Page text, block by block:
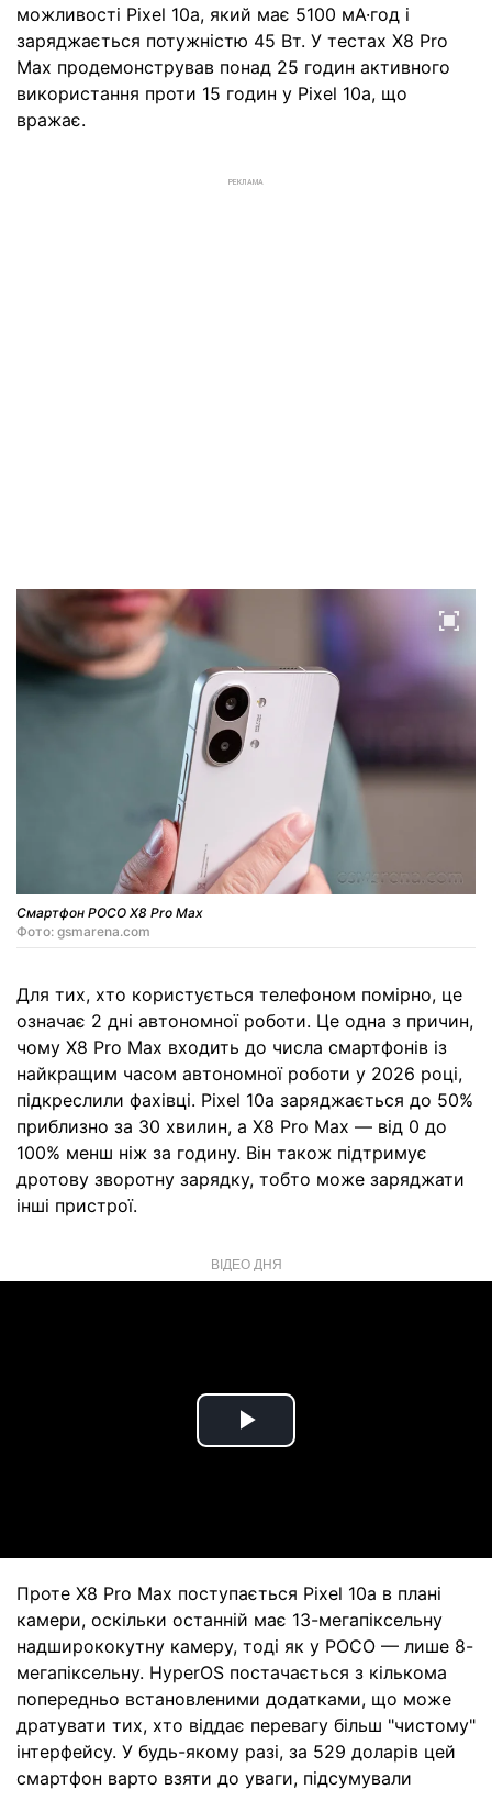
можливості Pixel 10a, який має 5100 мА·год і
заряджається потужністю 45 Вт. У тестах X8 Pro
Max продемонстрував понад 25 годин активного
використання проти 15 годин у Pixel 10a, що
вражає.
РЕКЛАМА
Смартфон POCO X8 Pro Max
Фото: gsmarena.com
Для тих, хто користується телефоном помірно, це
означає 2 дні автономної роботи. Це одна з причин,
чому X8 Pro Max входить до числа смартфонів із
найкращим часом автономної роботи у 2026 році,
підкреслили фахівці. Pixel 10a заряджається до 50%
приблизно за 30 хвилин, а X8 Pro Max — від 0 до
100% менш ніж за годину. Він також підтримує
дротову зворотну зарядку, тобто може заряджати
інші пристрої.
ВІДЕО ДНЯ
Play
Проте X8 Pro Max поступається Pixel 10a в плані
камери, оскільки останній має 13-мегапіксельну
надширококутну камеру, тоді як у POCO — лише 8-
мегапіксельну. HyperOS постачається з кількома
попередньо встановленими додатками, що може
дратувати тих, хто віддає перевагу більш "чистому"
інтерфейсу. У будь-якому разі, за 529 доларів цей
смартфон варто взяти до уваги, підсумували